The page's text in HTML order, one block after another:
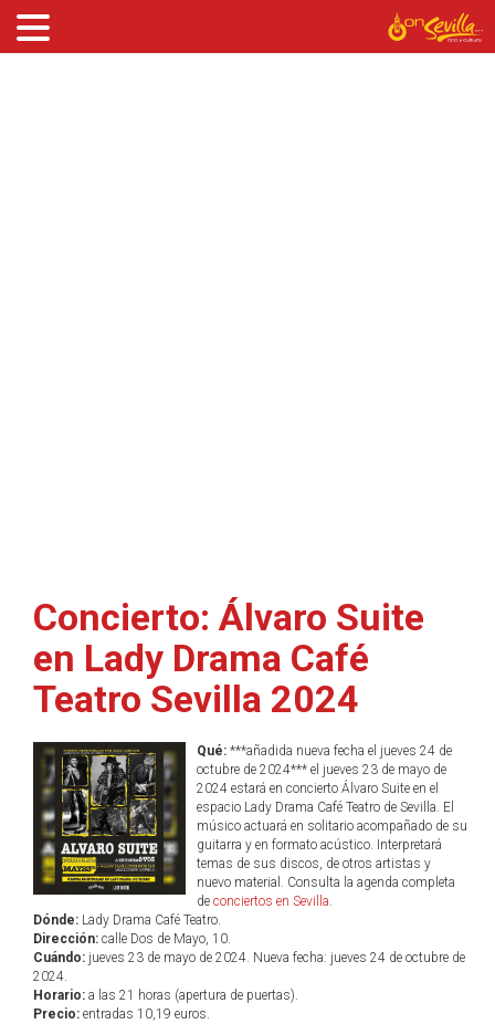
Concierto: Álvaro Suite
en Lady Drama Café
Teatro Sevilla 2024
Qué:***añadida nueva fecha el jueves 24 de
octubre de 2024*** el jueves 23 de mayo de
2024 estará en concierto Álvaro Suite en el
espacio Lady Drama Café Teatro de Sevilla. El
músico actuará en solitario acompañado de su
guitarra y en formato acústico. Interpretará
temas de sus discos, de otros artistas y
nuevo material. Consulta la agenda completa
de conciertos en Sevilla.
Dónde: Lady Drama Café Teatro.
Dirección: calle Dos de Mayo, 10.
Cuándo: jueves 23 de mayo de 2024. Nueva fecha: jueves 24 de octubre de
2024.
Horario: a las 21 horas (apertura de puertas).
Precio: entradas 10,19 euros.